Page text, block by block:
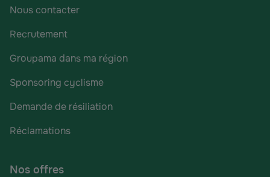
Nous contacter
Recrutement
Groupama dans ma région
Sponsoring cyclisme
Demande de résiliation
Réclamations
Nos offres